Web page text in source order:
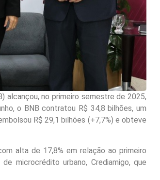
alcançou, no primeiro semestre de 2025,
o BNB contratou R$ 34,8 bilhões, um
R$ 29,1 bilhões (+7,7%) e obteve
alta de 17,8% em relação ao primeiro
microcrédito urbano, Crediamigo, que